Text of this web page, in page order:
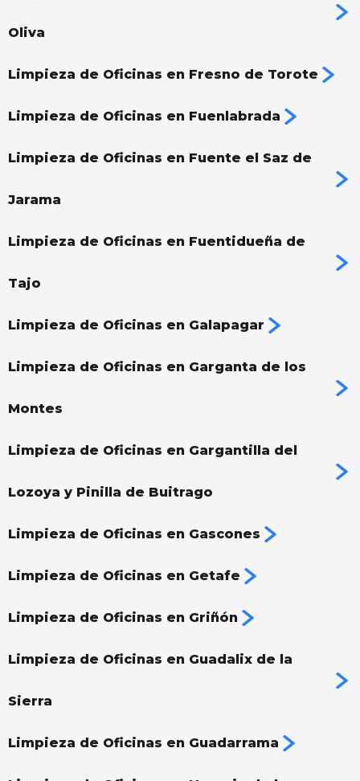
Oliva
Limpieza de Oficinas en Fresno de Torote
Limpieza de Oficinas en Fuenlabrada
Limpieza de Oficinas en Fuente el Saz de
Jarama
Limpieza de Oficinas en Fuentidueña de
Tajo
Limpieza de Oficinas en Galapagar
Limpieza de Oficinas en Garganta de los
Montes
Limpieza de Oficinas en Gargantilla del
Lozoya y Pinilla de Buitrago
Limpieza de Oficinas en Gascones
Limpieza de Oficinas en Getafe
Limpieza de Oficinas en Griñón
Limpieza de Oficinas en Guadalix de la
Sierra
Limpieza de Oficinas en Guadarrama